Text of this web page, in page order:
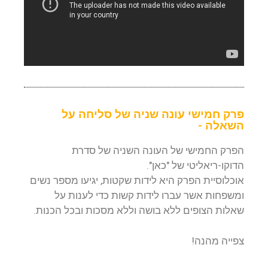
פרק חמישי עונה שניה של סליחה על
השאלה -
הפרק החמישי של העונה השניה של סדרת
הדוקו-ריאליטי של "כאן".
אוכלוסיית הפרק היא לידות שקטות, יגיעו מספר נשים
ומשפחות אשר עברו לידות קשות כדי לענות על
שאלות הצופים ללא בושה וללא מסכות ובכל הכנות.
צפייה מהנה!